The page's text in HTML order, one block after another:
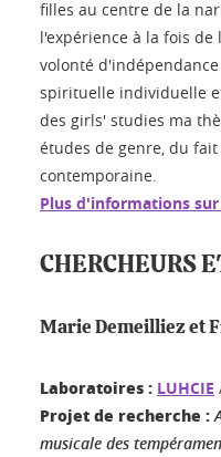
filles au centre de la
l'expérience à la fois
volonté
spirituelle individuelle
des girls' studies ma
études de genre, du
contemporaine.
Plus d'informations
CHERCHEURS
Marie Demeilliez et
Laboratoires : LUHCIE
Projet de recherche :
musicale des